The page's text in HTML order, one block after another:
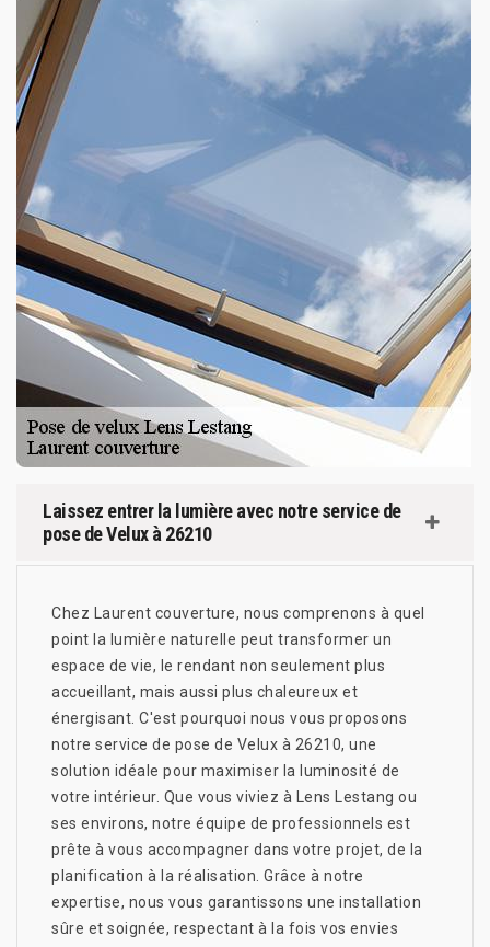
Laissez entrer la lumière avec notre service de
pose de Velux à 26210
Chez Laurent couverture, nous comprenons à quel
point la lumière naturelle peut transformer un
espace de vie, le rendant non seulement plus
accueillant, mais aussi plus chaleureux et
énergisant. C'est pourquoi nous vous proposons
notre service de pose de Velux à 26210, une
solution idéale pour maximiser la luminosité de
votre intérieur. Que vous viviez à Lens Lestang ou
ses environs, notre équipe de professionnels est
prête à vous accompagner dans votre projet, de la
planification à la réalisation. Grâce à notre
expertise, nous vous garantissons une installation
sûre et soignée, respectant à la fois vos envies